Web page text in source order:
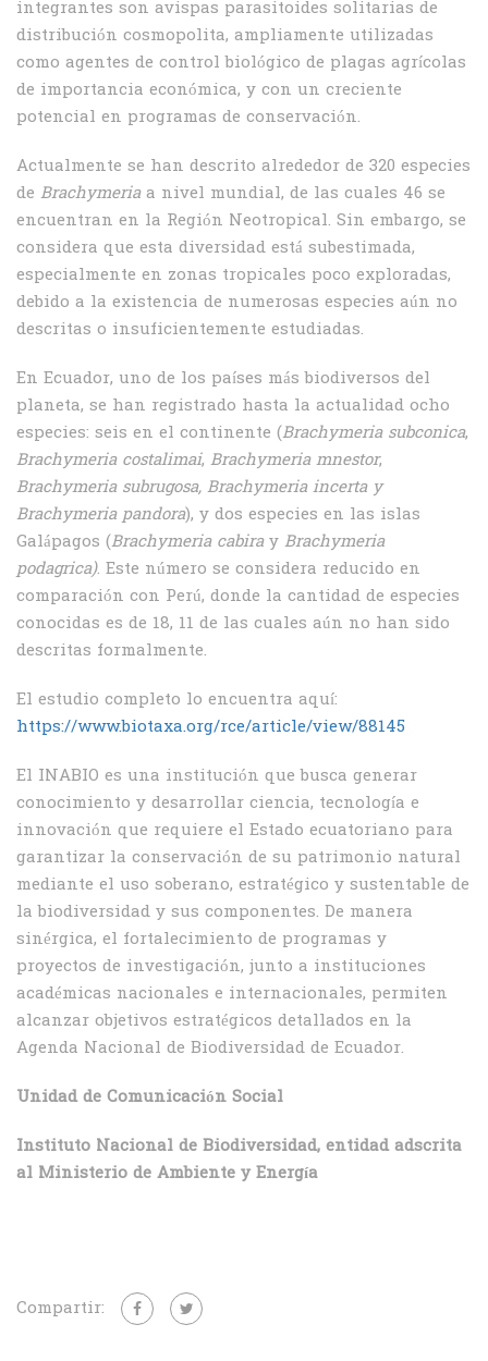
integrantes son avispas parasitoides solitarias de
distribución cosmopolita, ampliamente utilizadas
como agentes de control biológico de plagas agrícolas
de importancia económica, y con un creciente
potencial en programas de conservación.
Actualmente se han descrito alrededor de 320 especies
de Brachymeriaa nivel mundial, de las cuales 46 se
encuentran en la Región Neotropical. Sin embargo, se
considera que esta diversidad está subestimada,
especialmente en zonas tropicales poco exploradas,
debido a la existencia de numerosas especies aún no
descritas o insuficientemente estudiadas.
En Ecuador, uno de los países más biodiversos del
planeta, se han registrado hasta la actualidad ocho
especies: seis en el continente (Brachymeria subconica,
Brachymeria costalimai, Brachymeria mnestor,
Brachymeria subrugosa, Brachymeria incerta y
Brachymeria pandora), y dos especies en las islas
Galápagos (Brachymeria cabiray Brachymeria
podagrica). Este número se considera reducido en
comparación con Perú, donde la cantidad de especies
conocidas es de 18, 11 de las cuales aún no han sido
descritas formalmente.
El estudio completo lo encuentra aquí:
https://www.biotaxa.org/rce/article/view/88145
El INABIO es una institución que busca generar
conocimiento y desarrollar ciencia, tecnología e
innovación que requiere el Estado ecuatoriano para
garantizar la conservación de su patrimonio natural
mediante el uso soberano, estratégico y sustentable de
la biodiversidad y sus componentes. De manera
sinérgica, el fortalecimiento de programas y
proyectos de investigación, junto a instituciones
académicas nacionales e internacionales, permiten
alcanzar objetivos estratégicos detallados en la
Agenda Nacional de Biodiversidad de Ecuador.
Unidad de Comunicación Social
Instituto Nacional de Biodiversidad, entidad adscrita
al Ministerio de Ambiente y Energía
Compartir: